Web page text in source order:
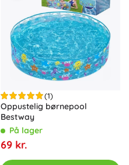
(1)
Oppustelig børnepool
Bestway
På lager
69 kr.